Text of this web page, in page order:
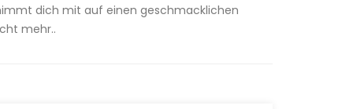
dich mit auf einen geschmacklichen
mehr..